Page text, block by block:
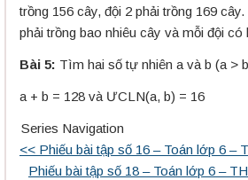
trồng 156 cây, đội 2 phải trồng 169
phải trồng bao nhiêu cây và mỗi đội có
Bài 5: Tìm hai số tự nhiên a và b (a >
a + b = 128 và ƯCLN(a, b) = 16
Series Navigation
<< Phiếu bài tập số 16 – Toán lớp 6 –
Phiếu bài tập số 18 – Toán lớp 6 –